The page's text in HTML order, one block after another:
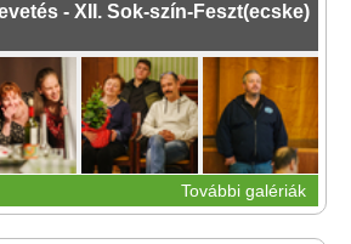
- XII. Sok-szín-Feszt(ecske)
További galériák